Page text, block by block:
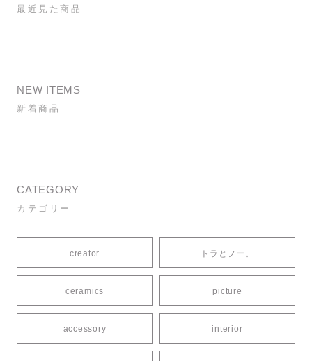
最近見た商品
NEW ITEMS
新着商品
CATEGORY
カテゴリー
creator トラとフー。
ceramics picture
accessory interior